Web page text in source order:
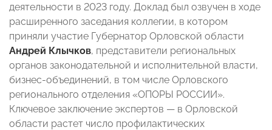
деятельности в 2023 году. Доклад был озвучен в ходе
расширенного заседания коллегии, в котором
приняли участие Губернатор Орловской области
Андрей Клычков, представители региональных
органов законодательной и исполнительной власти,
бизнес-объединений, в том числе Орловского
регионального отделения «ОПОРЫ РОССИИ».
Ключевое заключение экспертов — в Орловской
области растет число профилактических